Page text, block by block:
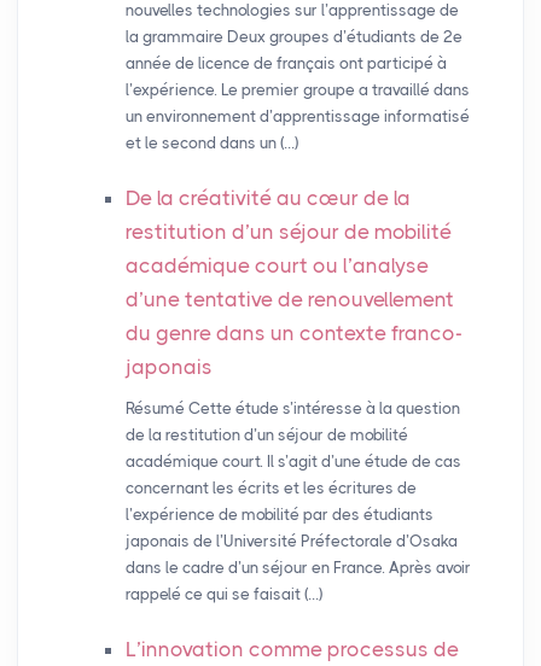
nouvelles technologies sur l’apprentissage de
la grammaire Deux groupes d’étudiants de 2e
année de licence de français ont participé à
l’expérience. Le premier groupe a travaillé dans
un environnement d’apprentissage informatisé
et le second dans un (…)
De la créativité au cœur de la
restitution d’un séjour de mobilité
académique court ou l’analyse
d’une tentative de renouvellement
du genre dans un contexte franco-
japonais
Résumé Cette étude s’intéresse à la question
de la restitution d’un séjour de mobilité
académique court. Il s’agit d’une étude de cas
concernant les écrits et les écritures de
l’expérience de mobilité par des étudiants
japonais de l’Université Préfectorale d’Osaka
dans le cadre d’un séjour en France. Après avoir
rappelé ce qui se faisait (…)
L’innovation comme processus de